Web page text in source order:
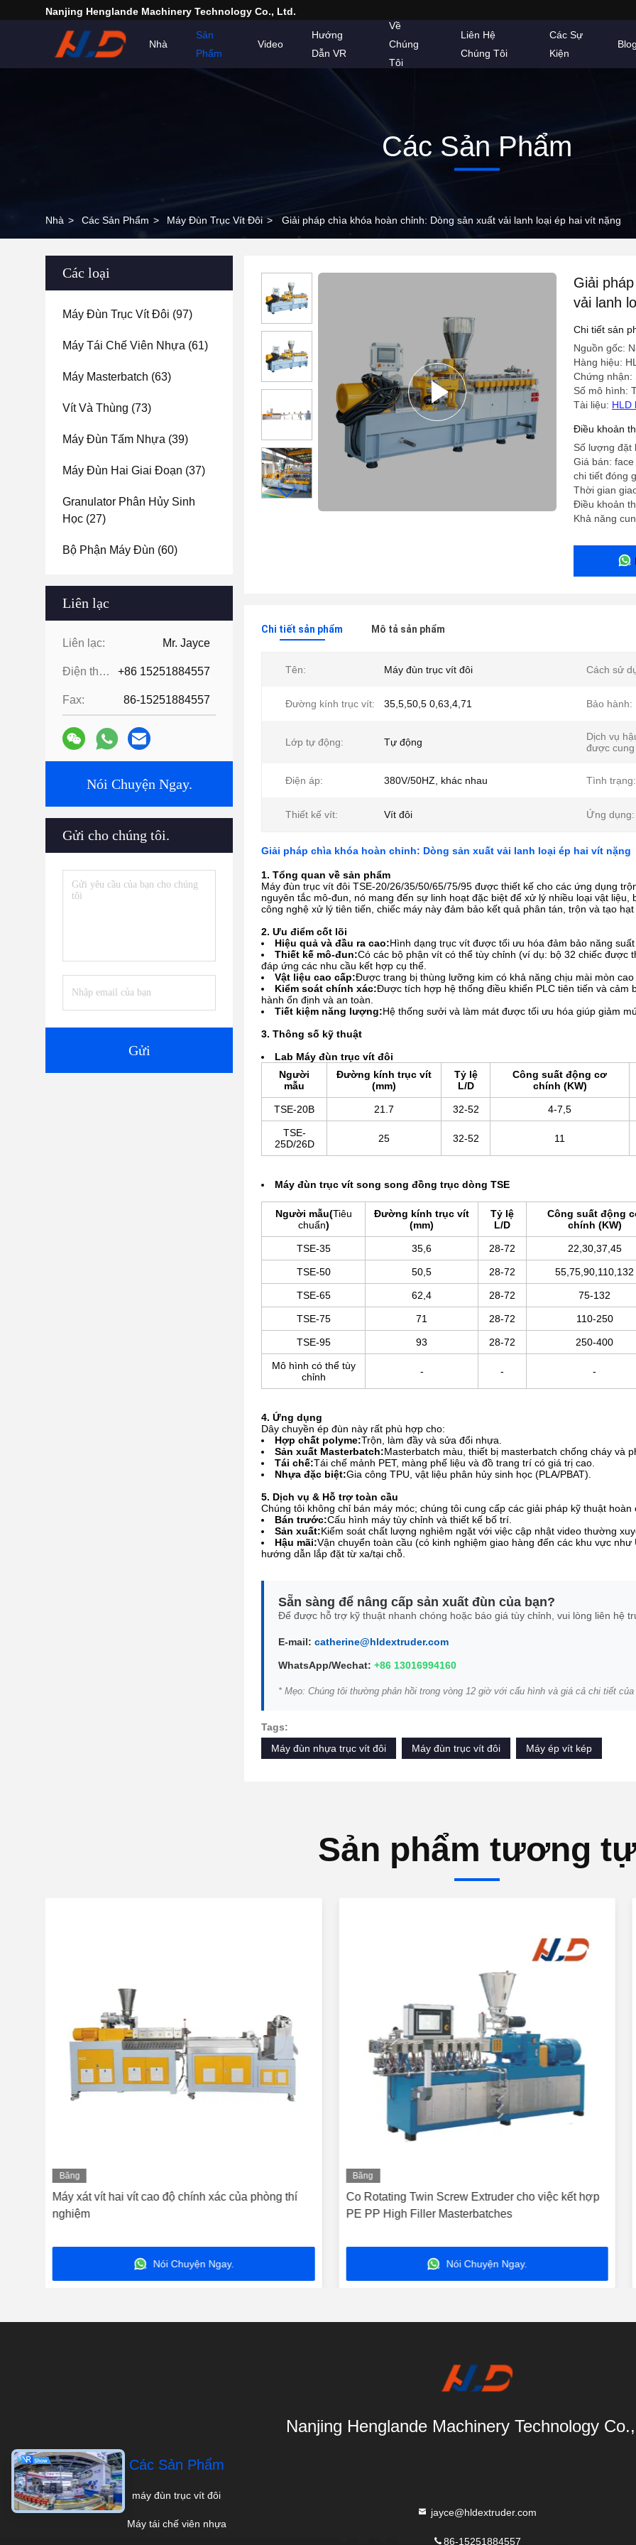
Nanjing Henglande Machinery Technology Co., Ltd.
Nhà
Sản
Phẩm
Video
Hướng
Dẫn VR
Về
Chúng
Tôi
Liên Hệ
Chúng Tôi
Các Sự
Kiện
Blog
Các Sản Phẩm
Nhà > Các Sản Phẩm > Máy Đùn Trục Vít Đôi > Giải pháp chìa khóa hoàn chỉnh: Dòng sản xuất vải lanh loại ép hai vít nặng
Các loại
Máy Đùn Trục Vít Đôi (97)
Máy Tái Chế Viên Nhựa (61)
Máy Masterbatch (63)
Vít Và Thùng (73)
Máy Đùn Tấm Nhựa (39)
Máy Đùn Hai Giai Đoạn (37)
Granulator Phân Hủy Sinh
Học (27)
Bộ Phận Máy Đùn (60)
Liên lạc
Liên lạc: Mr. Jayce
Điện thoại: +86 15251884557
Fax: 86-15251884557
Nói Chuyện Ngay.
Gửi cho chúng tôi.
Gửi
Giải
vải lanh
Chi tiết sản
Nguồn gốc:
Hàng hiệu:
Chứng nhận:
Số mô hình:
Tài liệu: HLD
Điều khoản
Số lượng đặt
Giá bán:
chi tiết đóng
Thời gian
Điều khoản
Khả năng
Chi tiết sản phẩm Mô tả sản phẩm
Tên: Máy đùn trục vít đôi Cách sử
Đường kính trục vít: 35,5,50,5 0,63,4,71 Bảo hành:
Lớp tự động: Tự động
Dịch vụ
được cung
Điện áp: 380V/50HZ, khác nhau Tình trạng:
Thiết kế vít: Vít đôi Ứng dụng:
Giải pháp chìa khóa hoàn chỉnh: Dòng sản xuất vải lanh loại ép hai vít nặng
1. Tổng quan về sản phẩm
Máy đùn trục vít đôi TSE-20/26/35/50/65/75/95 được thiết kế cho các ứng dụng
nguyên tắc mô-đun, nó mang đến sự linh hoạt đặc biệt để xử lý nhiều loại vật
công nghệ xử lý tiên tiến, chiếc máy này đảm bảo kết quả phân tán, trộn và tạo hạt
2. Ưu điểm cốt lõi
Hiệu quả và đầu ra cao:Hình dạng trục vít được tối ưu hóa đảm bảo năng
Thiết kế mô-đun:Có các bộ phận vít có thể tùy chỉnh (ví dụ: bộ 32 chiếc
đáp ứng các nhu cầu kết hợp cụ thể.
Vật liệu cao cấp:Được trang bị thùng lưỡng kim có khả năng chịu mài mòn
Kiểm soát chính xác:Được tích hợp hệ thống điều khiển PLC tiên tiến và cảm
hành ổn định và an toàn.
Tiết kiệm năng lượng:Hệ thống sưởi và làm mát được tối ưu hóa giúp giảm
3. Thông số kỹ thuật
Lab Máy đùn trục vít đôi
Người
mẫu
Đường kính trục vít
(mm)
Tỷ lệ
L/D
Công suất động cơ
chính (KW)
TSE-20B 21.7 32-52 4-7,5
TSE-
25D/26D
25 32-52 11
Máy đùn trục vít song song đồng trục dòng TSE
Người mẫu(Tiêu
chuẩn)
Đường kính trục vít
(mm)
Tỷ lệ
L/D
Công suất động
chính (KW)
TSE-35 35,6 28-72 22,30,37,45
TSE-50 50,5 28-72 55,75,90,110,132
TSE-65 62,4 28-72 75-132
TSE-75 71 28-72 110-250
TSE-95 93 28-72 250-400
Mô hình có thể tùy
chỉnh
- - -
4. Ứng dụng
Dây chuyền ép đùn này rất phù hợp cho:
Hợp chất polyme:Trộn, làm đầy và sửa đổi nhựa.
Sản xuất Masterbatch:Masterbatch màu, thiết bị masterbatch chống cháy và
Tái chế:Tái chế mảnh PET, màng phế liệu và đồ trang trí có giá trị cao.
Nhựa đặc biệt:Gia công TPU, vật liệu phân hủy sinh học (PLA/PBAT).
5. Dịch vụ & Hỗ trợ toàn cầu
Chúng tôi không chỉ bán máy móc; chúng tôi cung cấp các giải pháp kỹ thuật hoàn
Bán trước:Cấu hình máy tùy chỉnh và thiết kế bố trí.
Sản xuất:Kiểm soát chất lượng nghiêm ngặt với việc cập nhật video thường
Hậu mãi:Vận chuyển toàn cầu (có kinh nghiệm giao hàng đến các khu vực
hướng dẫn lắp đặt từ xa/tại chỗ.
Sẵn sàng để nâng cấp sản xuất đùn của bạn?
Để được hỗ trợ kỹ thuật nhanh chóng hoặc báo giá tùy chỉnh, vui lòng liên hệ
E-mail: catherine@hldextruder.com
WhatsApp/Wechat: +86 13016994160
* Mẹo: Chúng tôi thường phản hồi trong vòng 12 giờ với cấu hình và giá cả chi tiết của
Tags:
Máy đùn nhựa trục vít đôi
Máy đùn trục vít đôi Máy ép vít kép
Sản phẩm tương tự
Băng
hình
Máy xát vít hai vít cao độ chính xác của phòng thí
nghiệm
Nói Chuyện Ngay.
Băng
hình
Co Rotating Twin Screw Extruder cho việc kết hợp
PE PP High Filler Masterbatches
Nói Chuyện Ngay.
Nanjing Henglande Machinery Technology Co.,
Các Sản Phẩm
máy đùn trục vít đôi
Máy tái chế viên nhựa
jayce@hldextruder.com
86-15251884557